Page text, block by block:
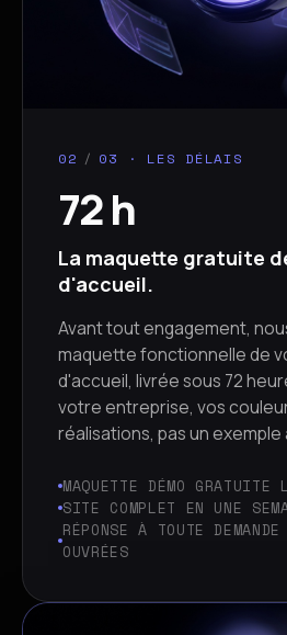
02 / 03 · LES DÉLAIS
72 h
La maquette gratuite
d'accueil.
Avant tout engagement,
maquette fonctionnelle de
d'accueil, livrée sous 72
votre entreprise, vos
réalisations, pas un
MAQUETTE DÉMO
SITE COMPLET EN UNE
RÉPONSE À TOUTE
OUVRÉES